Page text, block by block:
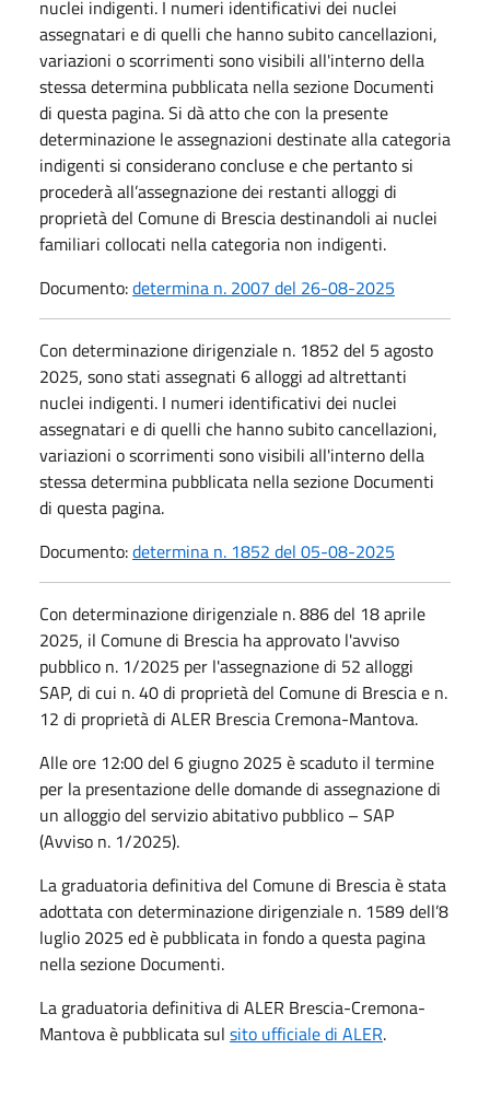
nuclei indigenti. I numeri identificativi dei nuclei
assegnatari e di quelli che hanno subito cancellazioni,
variazioni o scorrimenti sono visibili all'interno della
stessa determina pubblicata nella sezione Documenti
di questa pagina. Si dà atto che con la presente
determinazione le assegnazioni destinate alla categoria
indigenti si considerano concluse e che pertanto si
procederà all’assegnazione dei restanti alloggi di
proprietà del Comune di Brescia destinandoli ai nuclei
familiari collocati nella categoria non indigenti.
Documento:determina n. 2007 del 26-08-2025
Con determinazione dirigenziale n. 1852 del 5 agosto
2025, sono stati assegnati 6 alloggi ad altrettanti
nuclei indigenti. I numeri identificativi dei nuclei
assegnatari e di quelli che hanno subito cancellazioni,
variazioni o scorrimenti sono visibili all'interno della
stessa determina pubblicata nella sezione Documenti
di questa pagina.
Documento:determina n. 1852 del 05-08-2025
Con determinazione dirigenziale n. 886 del 18 aprile
2025, il Comune di Brescia ha approvato l'avviso
pubblico n. 1/2025 per l'assegnazione di 52 alloggi
SAP, di cui n. 40 di proprietà del Comune di Brescia e n.
12 di proprietà di ALER Brescia Cremona-Mantova.
Alle ore 12:00 del 6 giugno 2025 è scaduto il termine
per la presentazione delle domande di assegnazione di
un alloggio del servizio abitativo pubblico – SAP
(Avviso n. 1/2025).
La graduatoria definitiva del Comune di Brescia è stata
adottata con determinazione dirigenziale n. 1589 dell’8
luglio 2025 ed è pubblicata in fondo a questa pagina
nella sezione Documenti.
La graduatoria definitiva di ALER Brescia-Cremona-
Mantova è pubblicata sul sito ufficiale di ALER.